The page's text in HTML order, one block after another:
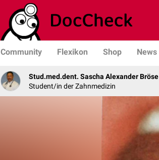
Community Flexikon Shop News
Stud.med.dent. Sascha Alexander Bröse
Student/in der Zahnmedizin